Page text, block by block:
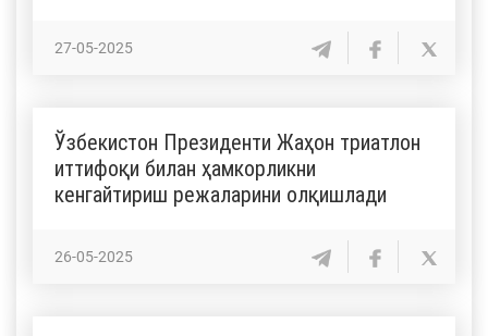
27-05-2025
Ўзбекистон Президенти Жаҳон триатлон
иттифоқи билан ҳамкорликни
кенгайтириш режаларини олқишлади
26-05-2025